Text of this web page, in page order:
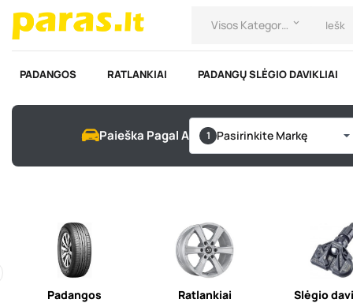
Visos Kategorijos keyboard_arrow_down
PADANGOS RATLANKIAI PADANGŲ SLĖGIO DAVIKLIAI
Paieška Pagal AutomobilįPasirinkite Markę
Padangos Ratlankiai Slėgio